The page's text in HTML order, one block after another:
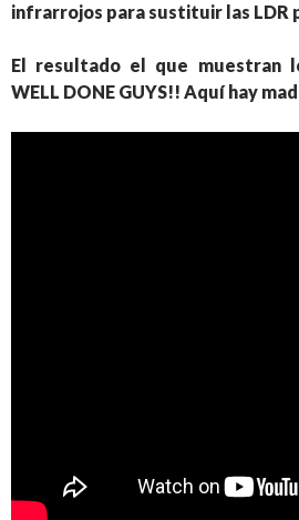
infrarrojos para sustituir las LDR
El resultado el que muestran
WELL DONE GUYS!! Aquí hay